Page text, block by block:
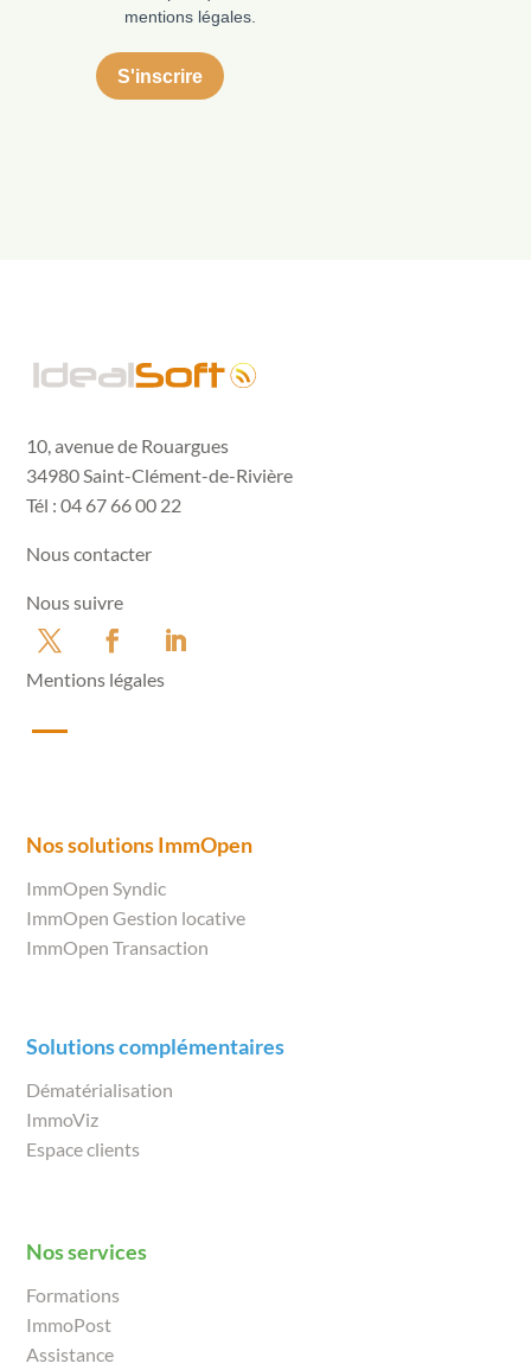
10, avenue de Rouargues
34980 Saint-Clément-de-Rivière
Tél : 04 67 66 00 22
Nous contacter
Nous suivre
Mentions légales
Nos solutions ImmOpen
ImmOpen Syndic
ImmOpen Gestion locative
ImmOpen Transaction
Solutions complémentaires
Dématérialisation
ImmoViz
Espace clients
Nos services
Formations
ImmoPost
Assistance